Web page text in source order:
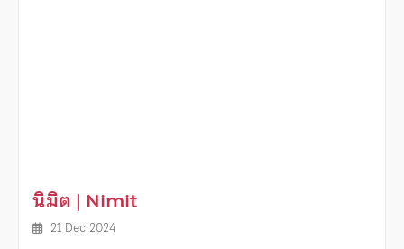
นิมิต | Nimit
21 Dec 2024